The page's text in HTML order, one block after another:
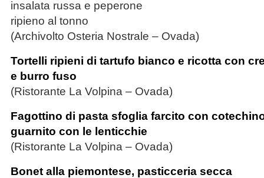
insalata russa e peperone
ripieno al tonno
(Archivolto Osteria Nostrale – Ovada)
Tortelli ripieni di tartufo bianco e ricotta con
e burro fuso
(Ristorante La Volpina – Ovada)
Fagottino di pasta sfoglia farcito con
guarnito con le lenticchie
(Ristorante La Volpina – Ovada)
Bonet alla piemontese, pasticceria secca